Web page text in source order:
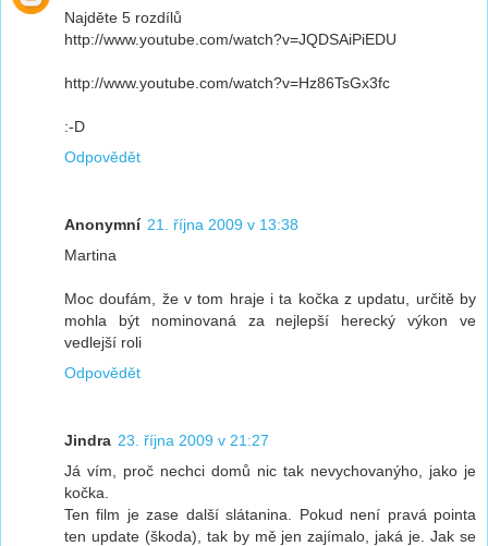
Najděte 5 rozdílů
http://www.youtube.com/watch?v=JQDSAiPiEDU
http://www.youtube.com/watch?v=Hz86TsGx3fc
:-D
Odpovědět
Anonymní 21. října 2009 v 13:38
Martina
Moc doufám, že v tom hraje i ta kočka z updatu, určitě by
mohla být nominovaná za nejlepší herecký výkon ve
vedlejší roli
Odpovědět
Jindra 23. října 2009 v 21:27
Já vím, proč nechci domů nic tak nevychovanýho, jako je
kočka.
Ten film je zase další slátanina. Pokud není pravá pointa
ten update (škoda), tak by mě jen zajímalo, jaká je. Jak se